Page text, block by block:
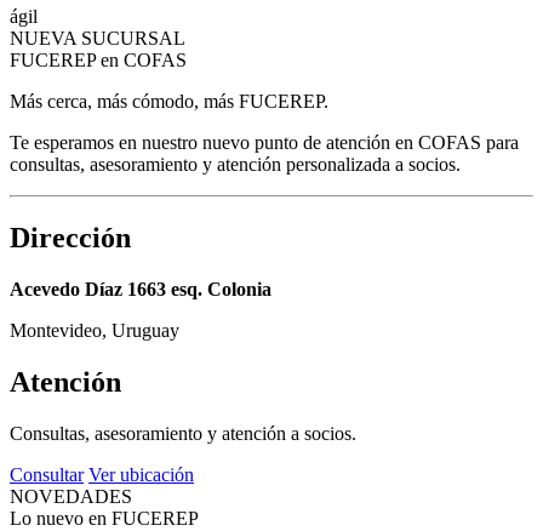
ágil
NUEVA SUCURSAL
FUCEREP en COFAS
Más cerca, más cómodo, más FUCEREP.
Te esperamos en nuestro nuevo punto de atención en COFAS para
consultas, asesoramiento y atención personalizada a socios.
Dirección
Acevedo Díaz 1663 esq. Colonia
Montevideo, Uruguay
Atención
Consultas, asesoramiento y atención a socios.
Consultar Ver ubicación
NOVEDADES
Lo nuevo en FUCEREP